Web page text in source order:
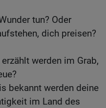
tun? Oder
dich preisen?
werden im Grab,
bekannt werden deine
im Land des